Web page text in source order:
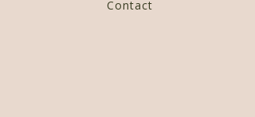
Contact